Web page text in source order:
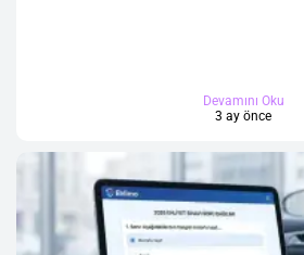
Devamını Oku
3 ay önce